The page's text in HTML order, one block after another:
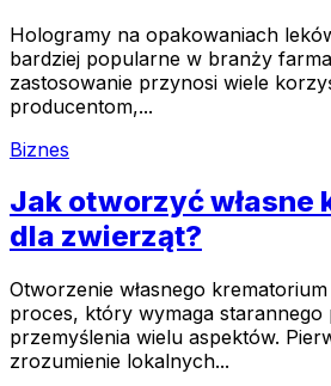
Hologramy na opakowaniach
bardziej popularne w branży
zastosowanie przynosi wiele
producentom,...
Biznes
Jak otworzyć własne
dla zwierząt?
Otworzenie własnego
proces, który wymaga starannego
przemyślenia wielu aspektów.
zrozumienie lokalnych...